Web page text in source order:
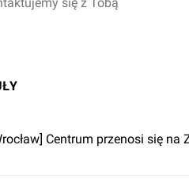
Centrum przenosi się na